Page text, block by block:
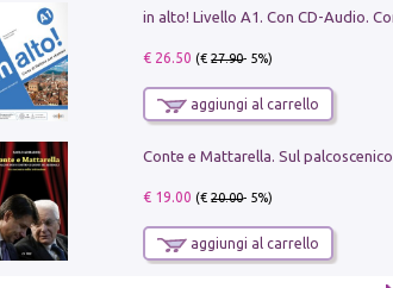
€ 26.50 (€27.90- 5%)
aggiungi al carrello
€ 19.00 (€20.00- 5%)
aggiungi al carrello